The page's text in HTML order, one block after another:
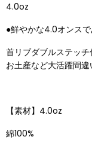
4.0oz
●鮮やかな4.0オンスで
首リブダブルステッチ
お土産など大活躍間違
【素材】4.0oz
綿100%